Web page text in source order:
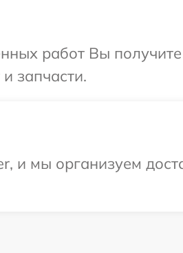
работ Вы
запчасти.
мы организуем